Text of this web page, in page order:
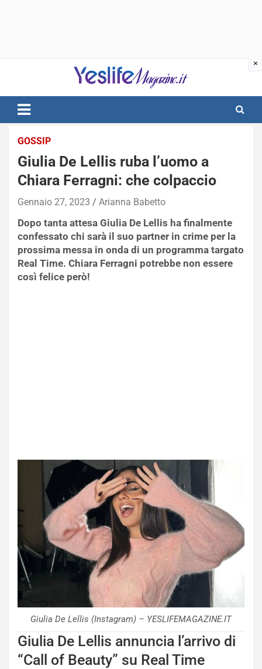
notizie di intrattenimento
GOSSIP
Giulia De Lellis ruba l’uomo a
Chiara Ferragni: che colpaccio
Gennaio 27, 2023 Arianna Babetto
Dopo tanta attesa Giulia De Lellis ha finalmente
confessato chi sarà il suo partner in crime per la
prossima messa in onda di un programma targato
Real Time. Chiara Ferragni potrebbe non essere
così felice però!
Giulia De Lellis (Instagram) – YESLIFEMAGAZINE.IT
Giulia De Lellis annuncia l’arrivo di
“Call of Beauty” su Real Time